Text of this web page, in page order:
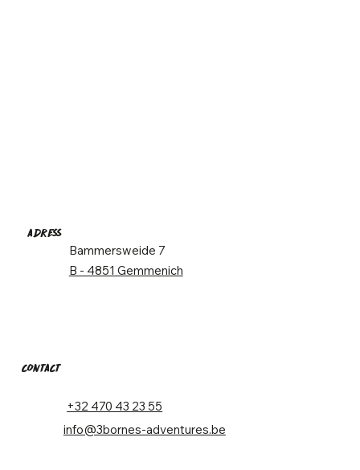
ADRESS
Bammersweide 7
B - 4851 Gemmenich
CONTACT
+32 470 43 23 55
info@3bornes-adventures.be